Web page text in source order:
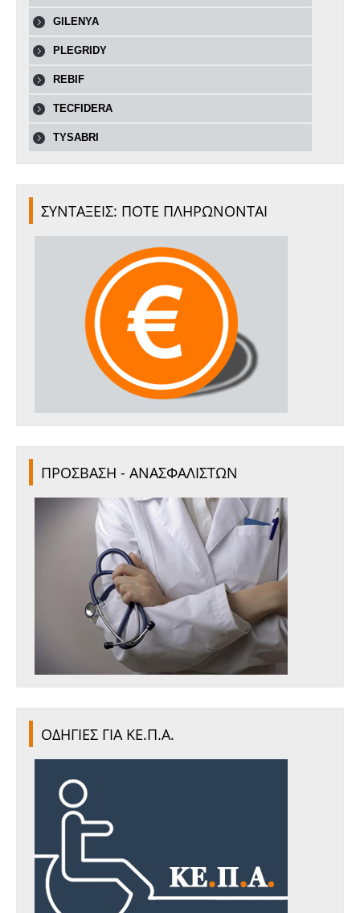
GILENYA
PLEGRIDY
REBIF
TECFIDERA
TYSABRI
ΣΥΝΤΑΞΕΙΣ: ΠΟΤΕ ΠΛΗΡΩΝΟΝΤΑΙ
ΠΡΟΣΒΑΣΗ - ΑΝΑΣΦΑΛΙΣΤΩΝ
ΟΔΗΓΙΕΣ ΓΙΑ ΚΕ.Π.Α.